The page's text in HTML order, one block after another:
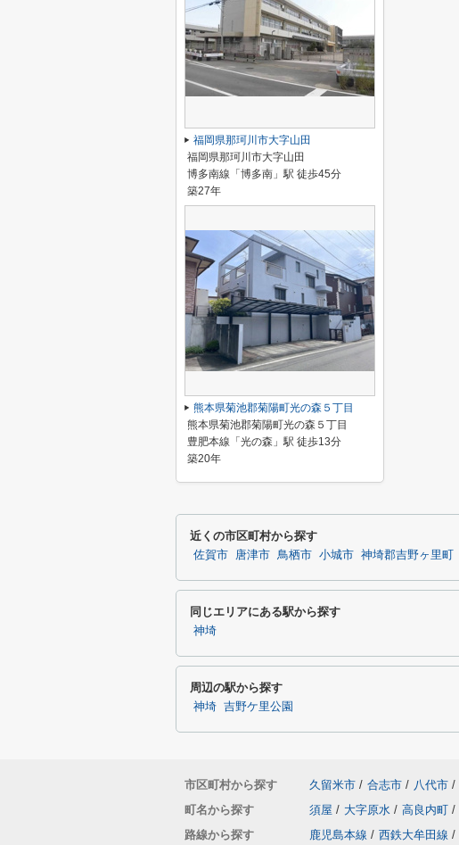
福岡県那珂川市大字山田
福岡県那珂川市大字山田
博多南線「博多南」駅 徒歩45分
築27年
熊本県菊池郡菊陽町光の森５丁目
熊本県菊池郡菊陽町光の森５丁目
豊肥本線「光の森」駅 徒歩13分
築20年
近くの市区町村から探す
佐賀市 唐津市 鳥栖市 小城市 神埼郡吉野ヶ里町
同じエリアにある駅から探す
神埼
周辺の駅から探す
神埼 吉野ケ里公園
市区町村から探す 久留米市 / 合志市 / 八代市 /
町名から探す
須屋 / 大字原水 / 高良内町 /
路線から探す
鹿児島本線 / 西鉄大牟田線 /